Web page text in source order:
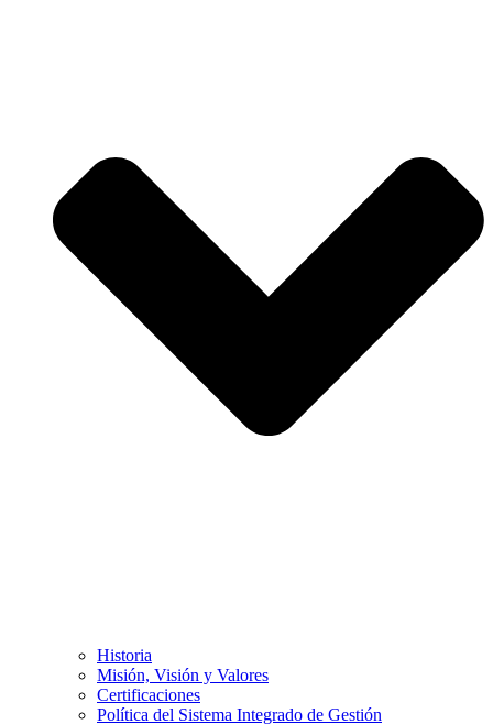
Historia
Misión, Visión y Valores
Certificaciones
Política del Sistema Integrado de Gestión